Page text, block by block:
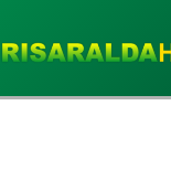
al
contenido